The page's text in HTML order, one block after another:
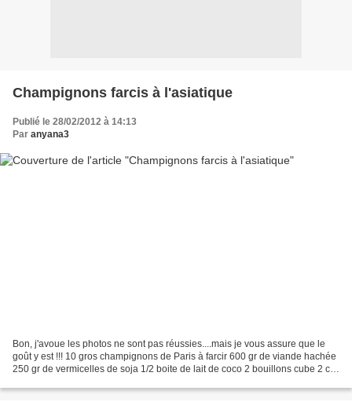
Champignons farcis à l'asiatique
Publié le 28/02/2012 à 14:13
Par anyana3
Bon, j'avoue les photos ne sont pas réussies....mais je vous assure que le
goût y est !!! 10 gros champignons de Paris à farcir 600 gr de viande hachée
250 gr de vermicelles de soja 1/2 boite de lait de coco 2 bouillons cube 2 cc